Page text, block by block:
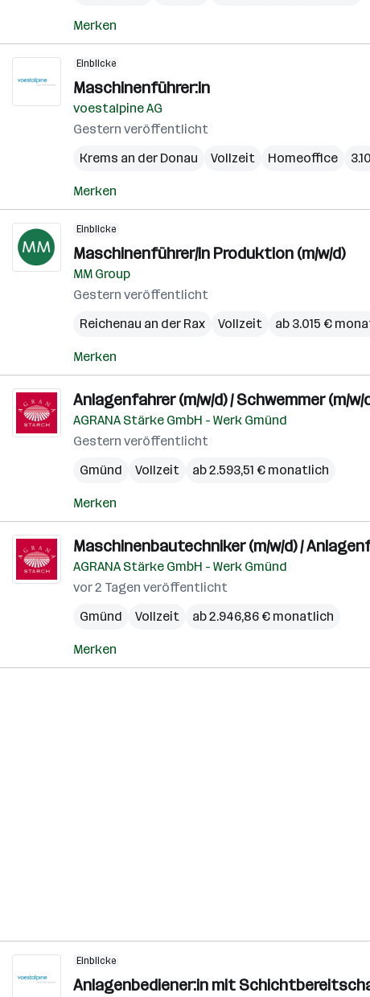
Merken
Einblicke
Maschinenführer:in
voestalpine AG
Gestern veröffentlicht
Krems an der Donau
Vollzeit Homeoffice
Merken
Einblicke
Maschinenführer/in Produktion (m/w/d)
MM Group
Gestern veröffentlicht
Reichenau an der Rax
Vollzeit ab 3.015 €
Merken
Anlagenfahrer (m/w/d) / Schwemmer (m/
AGRANA Stärke GmbH - Werk Gmünd
Gestern veröffentlicht
Gmünd
Vollzeit ab 2.593,51 € monatlich
Merken
Maschinenbautechniker (m/w/d) /
AGRANA Stärke GmbH - Werk Gmünd
vor 2 Tagen veröffentlicht
Gmünd
Vollzeit ab 2.946,86 € monatlich
Merken
Einblicke
Anlagenbediener:in mit